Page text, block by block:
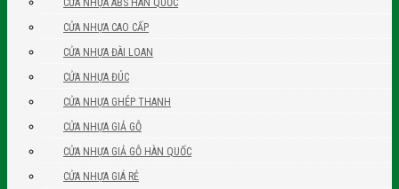
CỬA NHỰA CAO CẤP
CỬA NHỰA ĐÀI LOAN
CỬA NHỰA ĐÚC
CỬA NHỰA GHÉP THANH
CỬA NHỰA GIẢ GỖ
CỬA NHỰA GIẢ GỖ HÀN QUỐC
CỬA NHỰA GIÁ RẺ